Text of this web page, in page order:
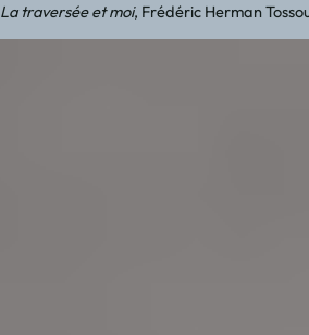
La traversée et moi, Frédéric Herman